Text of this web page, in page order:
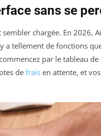
sans se
chargée. En 2026,
a tellement de fonctions
par le tableau
de frais en attente, et vos